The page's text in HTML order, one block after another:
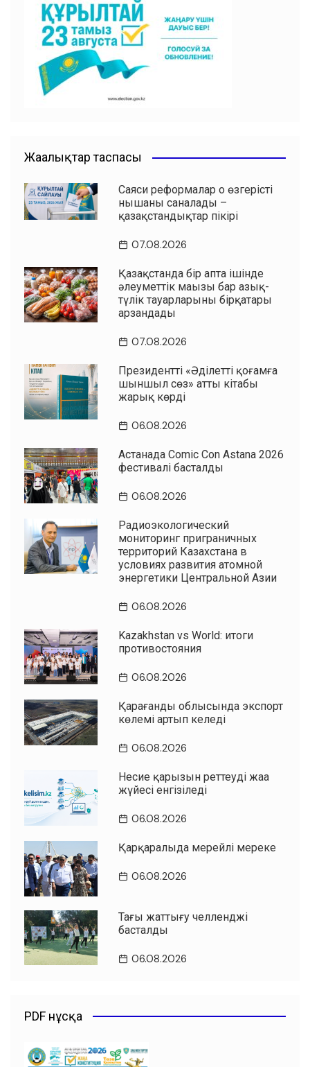
o
o
k
p
p
m
Жаңалықтар таспасы
Саяси реформалар оң өзгерістің
нышаны саналады –
қазақстандықтар пікірі
07.08.2026
Қазақстанда бір апта ішінде
әлеуметтік маңызы бар азық-
түлік тауарларының бірқатары
арзандады
07.08.2026
Президенттің «Әділетті қоғамға
шыншыл сөз» атты кітабы
жарық көрді
06.08.2026
Астанада Comic Con Astana 2026
фестивалі басталды
06.08.2026
Радиоэкологический
мониторинг приграничных
территорий Казахстана в
условиях развития атомной
энергетики Центральной Азии
06.08.2026
Kazakhstan vs World: итоги
противостояния
06.08.2026
Қарағанды облысында экспорт
көлемі артып келеді
06.08.2026
Несие қарызын реттеудің жаңа
жүйесі енгізіледі
06.08.2026
Қарқаралыда мерейлі мереке
06.08.2026
Таңғы жаттығу челленджі
басталды
06.08.2026
PDF нұсқа